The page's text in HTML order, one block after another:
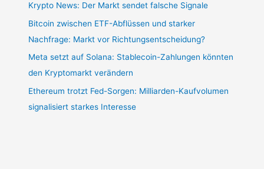
Krypto News: Der Markt sendet falsche Signale
Bitcoin zwischen ETF-Abflüssen und starker
Nachfrage: Markt vor Richtungsentscheidung?
Meta setzt auf Solana: Stablecoin-Zahlungen könnten
den Kryptomarkt verändern
Ethereum trotzt Fed-Sorgen: Milliarden-Kaufvolumen
signalisiert starkes Interesse